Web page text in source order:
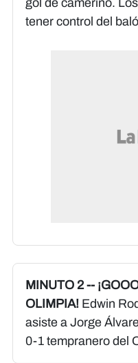
gol de camerino.
tener control del
MINUTO 2 --
OLIMPIA! Edwin
asiste a Jorge
0-1 tempranero del